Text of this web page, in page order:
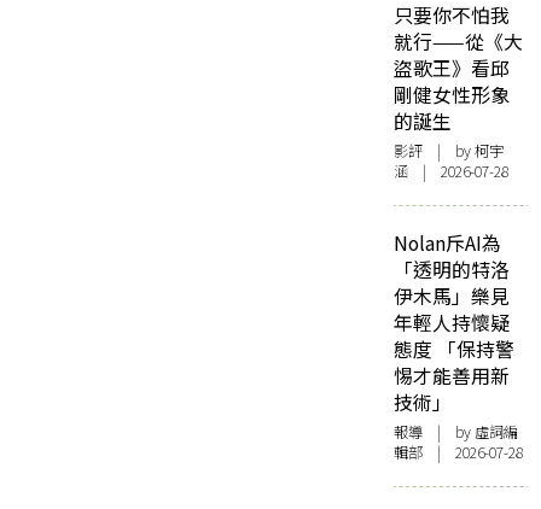
只要你不怕我
就行——從《大
盜歌王》看邱
剛健女性形象
的誕生
影評 | by 柯宇
涵 | 2026-07-28
Nolan斥AI為
「透明的特洛
伊木馬」樂見
年輕人持懷疑
態度 「保持警
惕才能善用新
技術」
報導 | by 虛詞編
輯部 | 2026-07-28